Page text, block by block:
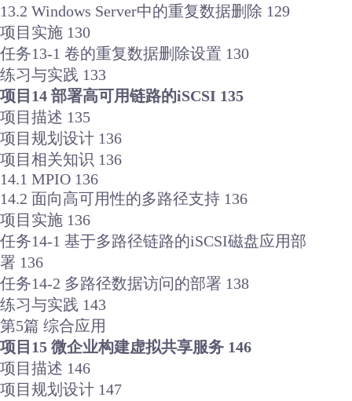
13.2 Windows Server中的重复数据删除 129
项目实施 130
任务13-1 卷的重复数据删除设置 130
练习与实践 133
项目14 部署高可用链路的iSCSI 135
项目描述 135
项目规划设计 136
项目相关知识 136
14.1 MPIO 136
14.2 面向高可用性的多路径支持 136
项目实施 136
任务14-1 基于多路径链路的iSCSI磁盘应用部
署 136
任务14-2 多路径数据访问的部署 138
练习与实践 143
第5篇 综合应用
项目15 微企业构建虚拟共享服务 146
项目描述 146
项目规划设计 147